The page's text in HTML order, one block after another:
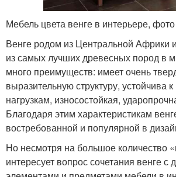
Мебель цвета венге в интерьере, фото
Венге родом из Центральной Африки
из самых лучших древесных пород в
много преимуществ: имеет очень
выразительную структуру, устойчива
нагрузкам, износостойкая,
Благодаря этим характеристикам
востребованной и популярной в
Но несмотря на большое количество
интересует вопрос сочетания венге с